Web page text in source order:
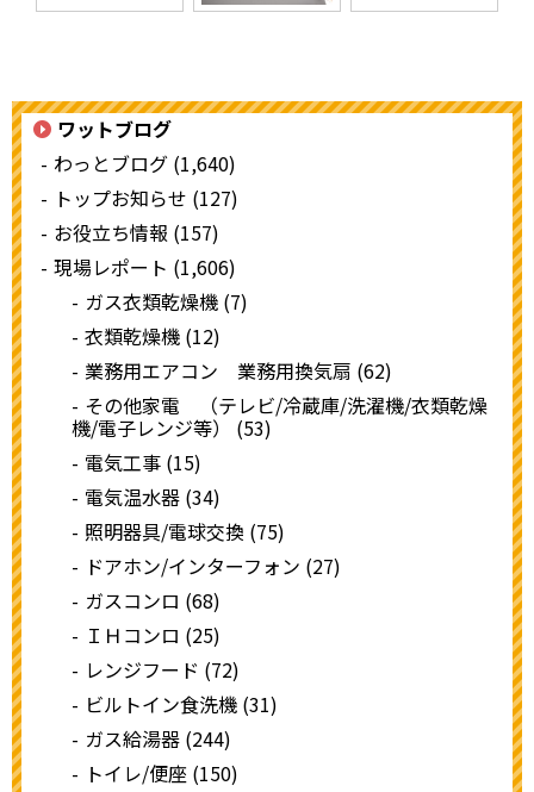
ワットブログ
わっとブログ (1,640)
トップお知らせ (127)
お役立ち情報 (157)
現場レポート (1,606)
ガス衣類乾燥機 (7)
衣類乾燥機 (12)
業務用エアコン 業務用換気扇 (62)
その他家電 （テレビ/冷蔵庫/洗濯機/衣類乾燥
機/電子レンジ等） (53)
電気工事 (15)
電気温水器 (34)
照明器具/電球交換 (75)
ドアホン/インターフォン (27)
ガスコンロ (68)
ＩＨコンロ (25)
レンジフード (72)
ビルトイン食洗機 (31)
ガス給湯器 (244)
トイレ/便座 (150)